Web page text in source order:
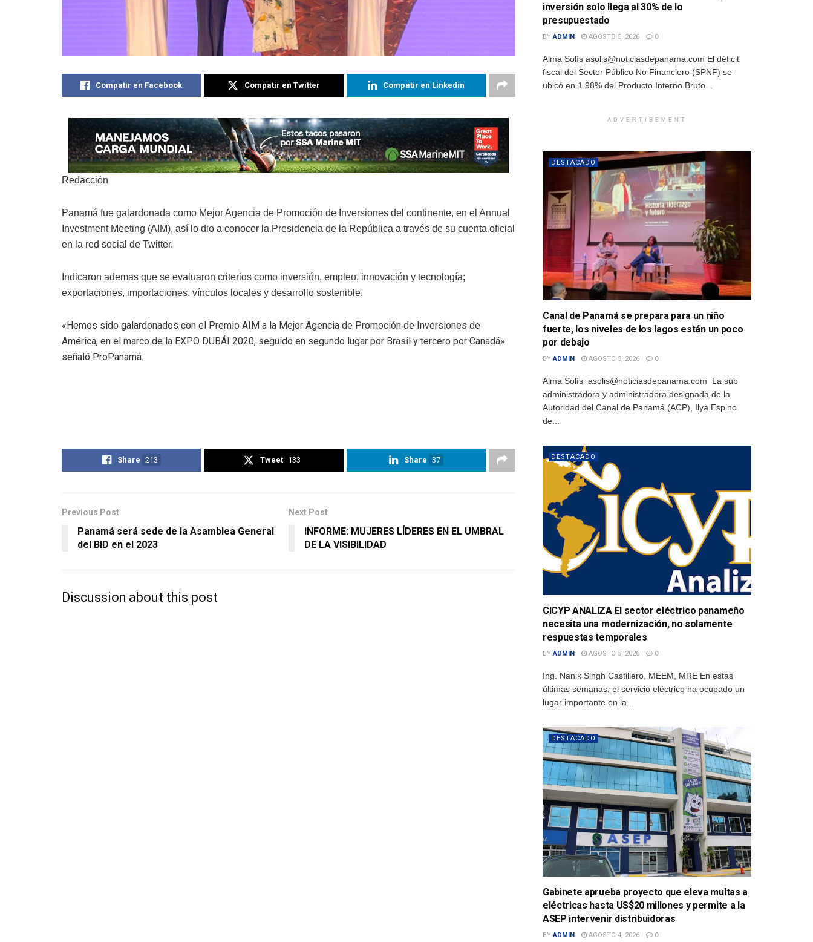
Compatir en Facebook Compatir en Twitter Compatir en Linkedin
Redacción
Panamá fue galardonada como Mejor Agencia de Promoción de Inversiones del continente, en el Annual
Investment Meeting (AIM), así lo dio a conocer la Presidencia de la República a través de su cuenta oficial
en la red social de Twitter.
Indicaron ademas que se evaluaron criterios como inversión, empleo, innovación y tecnología;
exportaciones, importaciones, vínculos locales y desarrollo sostenible.
«Hemos sido galardonados con el Premio AIM a la Mejor Agencia de Promoción de Inversiones de
América, en el marco de la EXPO DUBÁI 2020, seguido en segundo lugar por Brasil y tercero por Canadá»
señaló ProPanamá.
Share 213 Tweet 133 Share 37
Previous Post
Panamá será sede de la Asamblea General
del BID en el 2023
Next Post
INFORME: MUJERES LÍDERES EN EL UMBRAL
DE LA VISIBILIDAD
Discussion about this post
inversión solo llega al 30% de lo
presupuestado
BY ADMIN AGOSTO 5, 2026 0
Alma Solís asolis@noticiasdepanama.com El déficit
fiscal del Sector Público No Financiero (SPNF) se
ubicó en 1.98% del Producto Interno Bruto...
ADVERTISEMENT
DESTACADO
Canal de Panamá se prepara para un niño
fuerte, los niveles de los lagos están un poco
por debajo
BY ADMIN AGOSTO 5, 2026 0
Alma Solís asolis@noticiasdepanama.com La sub
administradora y administradora designada de la
Autoridad del Canal de Panamá (ACP), Ilya Espino
de...
DESTACADO
CICYP ANALIZA El sector eléctrico panameño
necesita una modernización, no solamente
respuestas temporales
BY ADMIN AGOSTO 5, 2026 0
Ing. Nanik Singh Castillero, MEEM, MRE En estas
últimas semanas, el servicio eléctrico ha ocupado un
lugar importante en la...
DESTACADO
Gabinete aprueba proyecto que eleva multas a
eléctricas hasta US$20 millones y permite a la
ASEP intervenir distribuidoras
BY ADMIN AGOSTO 4, 2026 0